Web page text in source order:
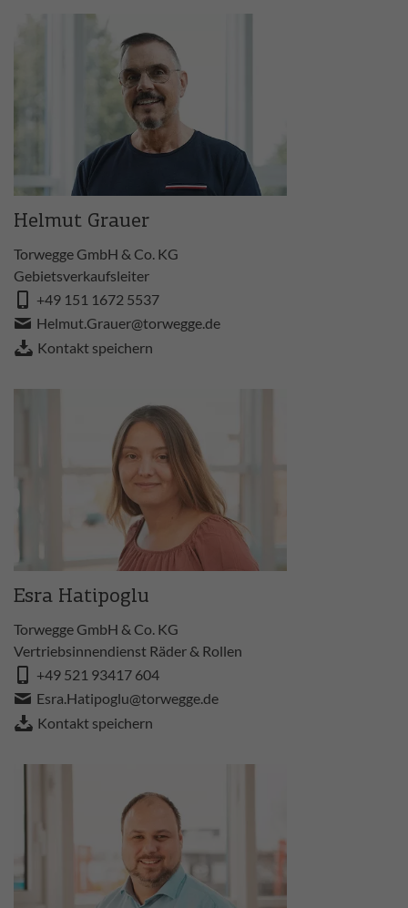
Helmut Grauer
Torwegge GmbH & Co. KG
Gebietsverkaufsleiter
+49 151 1672 5537
Helmut.Grauer@torwegge.de
Kontakt speichern
Esra Hatipoglu
Torwegge GmbH & Co. KG
Vertriebsinnendienst Räder & Rollen
+49 521 93417 604
Esra.Hatipoglu@torwegge.de
Kontakt speichern